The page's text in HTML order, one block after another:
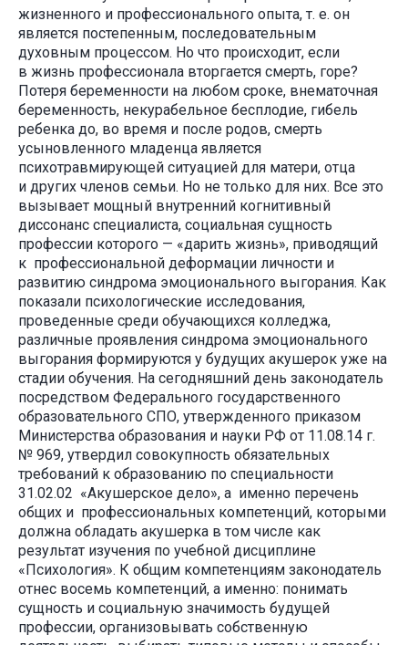
жизненного и профессионального опыта, т. е. он
является постепенным, последовательным
духовным процессом. Но что происходит, если
в жизнь профессионала вторгается смерть, горе?
Потеря беременности на любом сроке, внематочная
беременность, некурабельное бесплодие, гибель
ребенка до, во время и после родов, смерть
усыновленного младенца является
психотравмирующей ситуацией для матери, отца
и других членов семьи. Но не только для них. Все это
вызывает мощный внутренний когнитивный
диссонанс специалиста, социальная сущность
профессии которого — «дарить жизнь», приводящий
к профессиональной деформации личности и
развитию синдрома эмоционального выгорания. Как
показали психологические исследования,
проведенные среди обучающихся колледжа,
различные проявления синдрома эмоционального
выгорания формируются у будущих акушерок уже на
стадии обучения. На сегодняшний день законодатель
посредством Федерального государственного
образовательного СПО, утвержденного приказом
Министерства образования и науки РФ от 11.08.14 г.
№ 969, утвердил совокупность обязательных
требований к образованию по специальности
31.02.02 «Акушерское дело», а именно перечень
общих и профессиональных компетенций, которыми
должна обладать акушерка в том числе как
результат изучения по учебной дисциплине
«Психология». К общим компетенциям законодатель
отнес восемь компетенций, а именно: понимать
сущность и социальную значимость будущей
профессии, организовывать собственную